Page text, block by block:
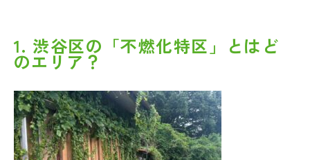
1. 渋谷区の「不燃化特区」とはど
のエリア？